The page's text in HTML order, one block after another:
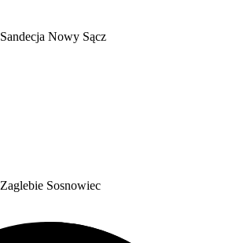
Sandecja Nowy Sącz
Zaglebie Sosnowiec